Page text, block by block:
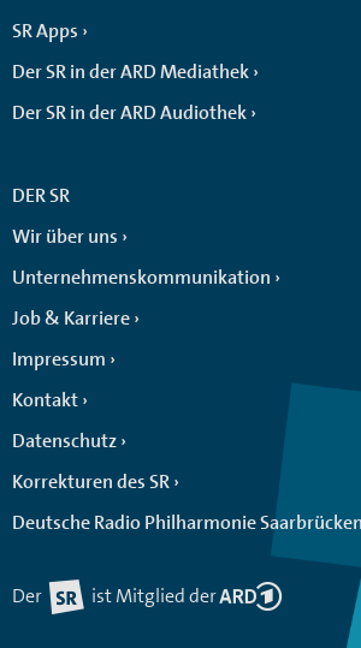
SR Apps
Der SR in der ARD Mediathek
Der SR in der ARD Audiothek
DER SR
Wir über uns
Unternehmenskommunikation
Job & Karriere
Impressum
Kontakt
Datenschutz
Korrekturen des SR
Deutsche Radio Philharmonie
Der ist Mitglied der